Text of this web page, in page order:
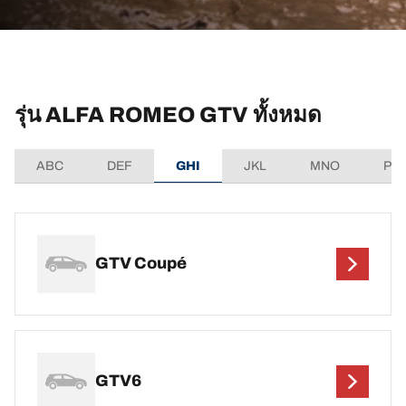
รุ่น ALFA ROMEO GTV ทั้งหมด
ABC DEF GHI JKL MNO
GTV Coupé
GTV6